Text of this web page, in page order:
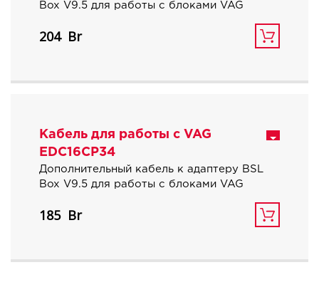
Box V9.5 для работы с блоками VAG
204
Кабель для работы с VAG
EDC16CP34
Дополнительный кабель к адаптеру BSL
Box V9.5 для работы с блоками VAG
Имеет два разъема для подключения к
185